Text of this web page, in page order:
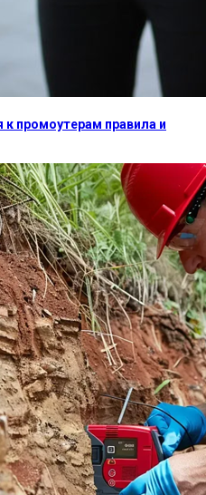
к промоутерам правила и